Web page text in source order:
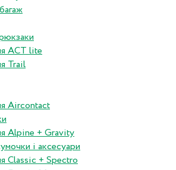
ACT lite
Trail
Aircontact
Alpine + Gravity
і аксесуари
Classic + Spectro